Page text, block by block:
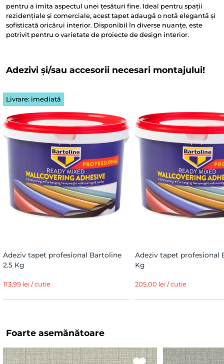
pentru a imita aspectul unei țesături fine. Ideal pentru spații
rezidențiale și comerciale, acest tapet adaugă o notă elegantă și
sofisticată oricărui interior. Disponibil în diverse nuanțe, este
potrivit pentru o varietate de proiecte de design interior.
Adezivi și/sau accesorii necesari montajului!
Livrare: imediată
Adeziv tapet profesional Bartoline
2.5 Kg
113,99 lei / cutie
Adeziv tapet profesional
Kg
205,00 lei / cutie
Foarte asemănătoare